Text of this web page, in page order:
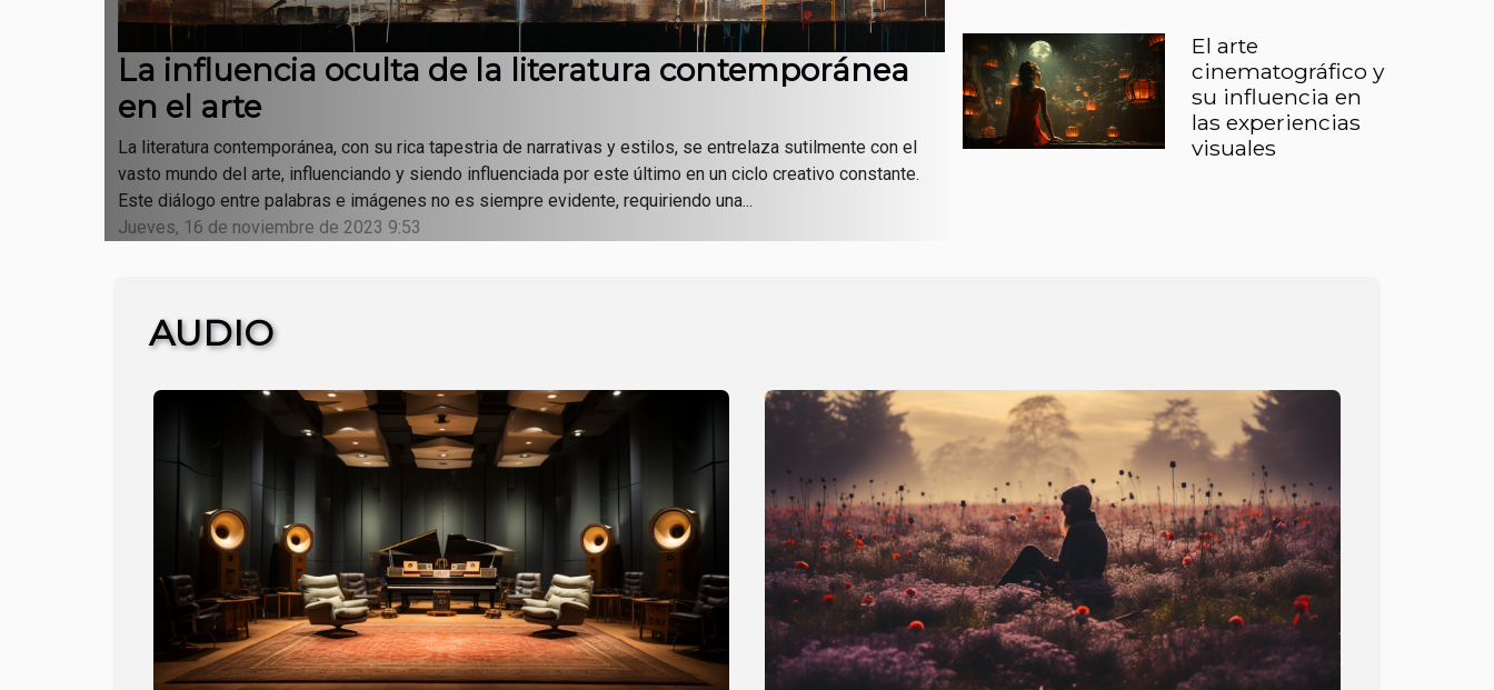
La influencia oculta de la literatura contemporánea
en el arte
La literatura contemporánea, con su rica tapestria de narrativas y estilos, se entrelaza sutilmente con el
vasto mundo del arte, influenciando y siendo influenciada por este último en un ciclo creativo constante.
Este diálogo entre palabras e imágenes no es siempre evidente, requiriendo una...
Jueves, 16 de noviembre de 2023 9:53
El arte
cinematográfico y
su influencia en
las experiencias
visuales
AUDIO